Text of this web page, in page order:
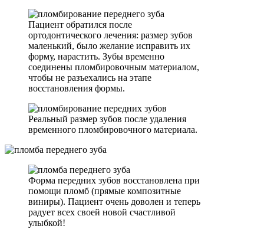
Пациент обратился после
ортодонтического лечения: размер зубов
маленький, было желание исправить их
форму, нарастить. Зубы временно
соединены пломбировочным материалом,
чтобы не разъехались на этапе
восстановления формы.
Реальный размер зубов после удаления
временного пломбировочного материала.
Форма передних зубов восстановлена при
помощи пломб (прямые композитные
виниры). Пациент очень доволен и теперь
радует всех своей новой счастливой
улыбкой!